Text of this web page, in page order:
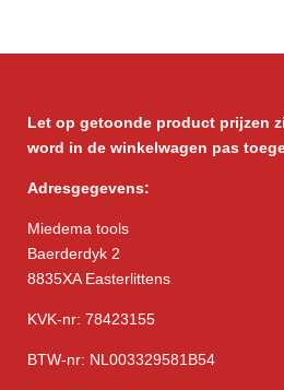
Let op getoonde product prijzen
word in de winkelwagen pas
Adresgegevens:
Miedema tools
Baerderdyk 2
8835XA Easterlittens
KVK-nr: 78423155
BTW-nr: NL003329581B54